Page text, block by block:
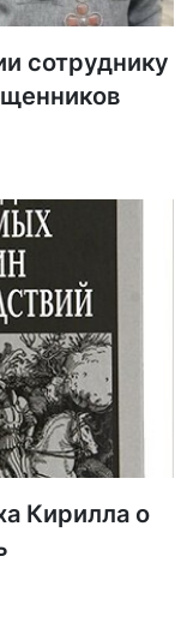
сотруднику
Кирилла о